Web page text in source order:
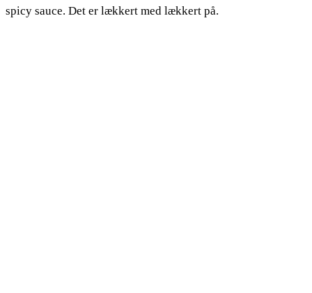
spicy sauce. Det er lækkert med lækkert på.